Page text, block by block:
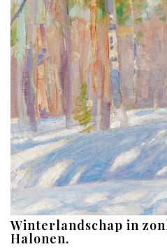
Winterlandschap in
Halonen.